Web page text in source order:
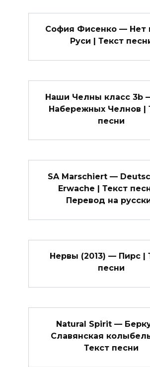
София Фисенко — Нет
Руси | Текст
Наши Челны класс 3b
Набережных Челнов |
песни
SA Marschiert —
Erwache | Текст
Перевод на
Нервы (2013) — Пирс |
песни
Natural Spirit —
Славянская
Текст песни